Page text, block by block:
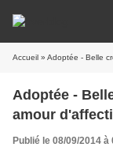
Accueil » Adoptée - Belle
Adoptée -
amour
Publié le 08/09/2014 à